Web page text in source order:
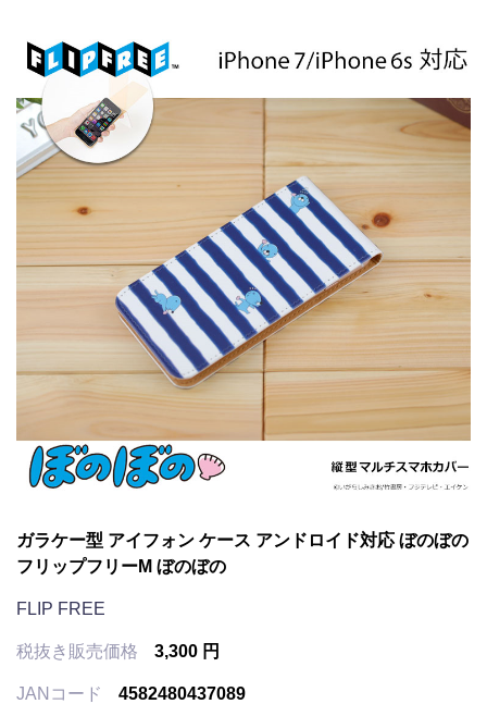
ガラケー型 アイフォン ケース アンドロイド対応 ぼのぼの
フリップフリーM ぼのぼの
FLIP FREE
税抜き販売価格 3,300 円
JANコード 4582480437089